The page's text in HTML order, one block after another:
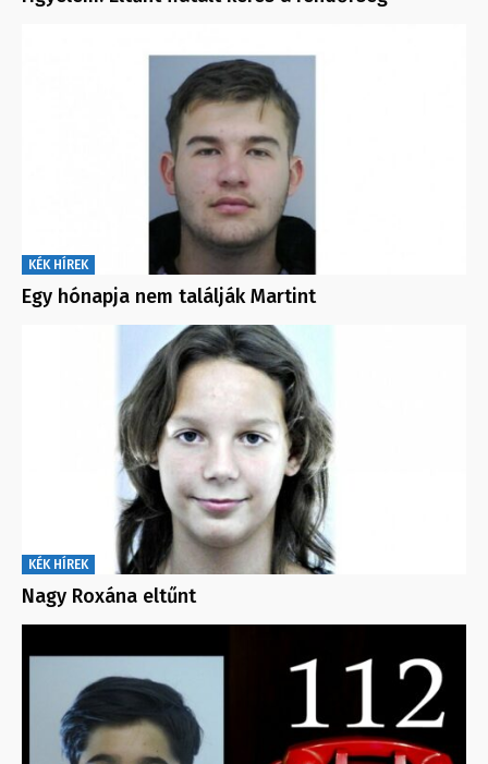
KÉK HÍREK
Egy hónapja nem találják Martint
KÉK HÍREK
Nagy Roxána eltűnt